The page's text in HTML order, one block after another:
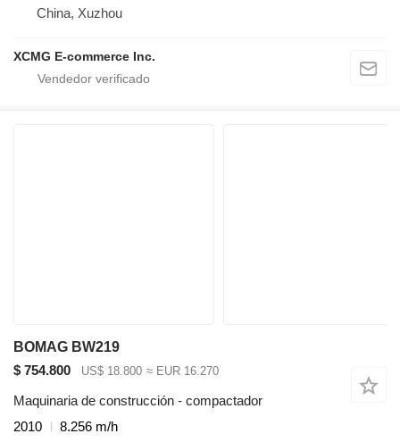
China, Xuzhou
XCMG E-commerce Inc.
BOMAG BW219
$ 754.800
US$ 18.800 ≈ EUR 16.270
Maquinaria de construcción - compactador
2010
8.256 m/h